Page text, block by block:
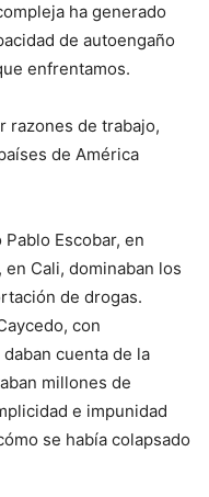
ha generado
de autoengaño
enfrentamos.
razones de trabajo,
de América
Escobar, en
Cali, dominaban los
de drogas.
con
cuenta de la
millones de
e impunidad
se había colapsado